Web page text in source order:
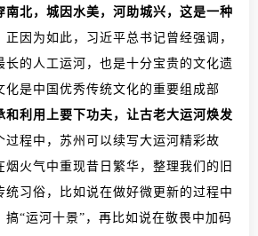
南北，城因水美，河助城兴，这是一种
正因为如此，习近平总书记曾经强调，
长的人工运河，也是十分宝贵的文化遗
化是中国优秀传统文化的重要组成部
和利用上要下功夫，让古老大运河焕发
过程中，苏州可以续写大运河精彩故
烟火气中重现昔日繁华，整理我们的旧
统习俗，比如说在做好微更新的过程中
搞“运河十景”，再比如说在敬畏中加码